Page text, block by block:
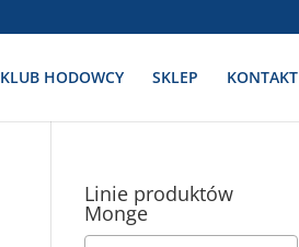
KLUB HODOWCY SKLEP KONTAKT
Linie produktów
Monge